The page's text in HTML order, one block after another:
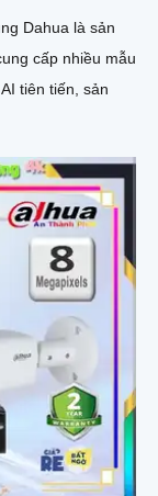
Dahua là sản
cấp nhiều mẫu